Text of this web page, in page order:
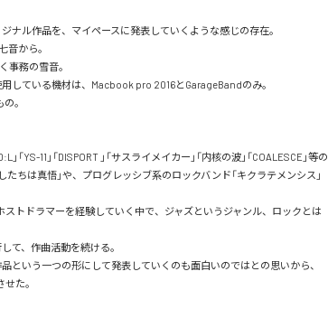
ナル作品を、マイペースに発表していくような感じの存在。
音から。
事務の雪音。
している機材は、Macbook pro 2016とGarageBandのみ。
。
「YS-11」「DISPORT 」「サスライメイカー」「内核の波」「COALESCE」等の
ちは真悟」や、プログレッシブ系のロックバンド「キクラテメンシス」
ストドラマーを経験していく中で、ジャズというジャンル、ロックとは
て、作曲活動を続ける。
という一つの形にして発表していくのも面白いのではとの思いから、
た。